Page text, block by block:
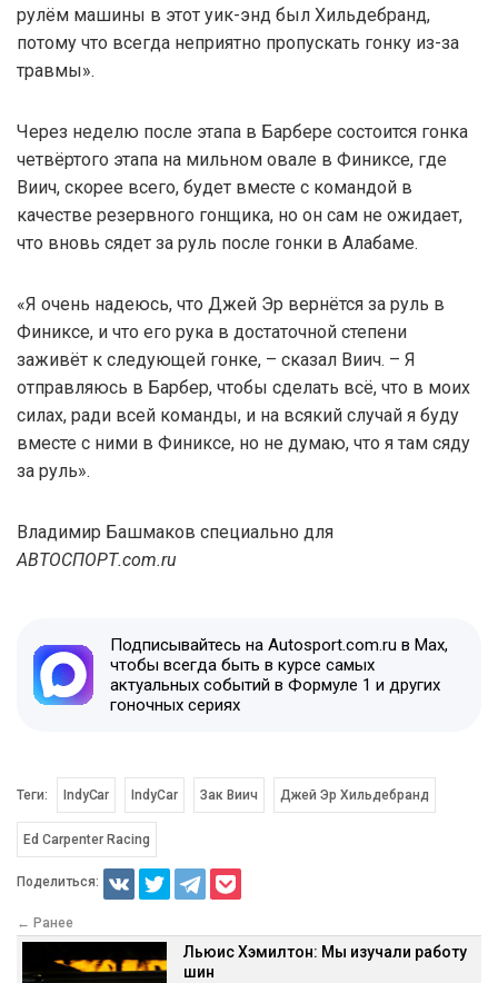
рулём машины в этот уик-энд был Хильдебранд,
потому что всегда неприятно пропускать гонку из-за
травмы».
Через неделю после этапа в Барбере состоится гонка
четвёртого этапа на мильном овале в Финиксе, где
Виич, скорее всего, будет вместе с командой в
качестве резервного гонщика, но он сам не ожидает,
что вновь сядет за руль после гонки в Алабаме.
«Я очень надеюсь, что Джей Эр вернётся за руль в
Финиксе, и что его рука в достаточной степени
заживёт к следующей гонке, – сказал Виич. – Я
отправляюсь в Барбер, чтобы сделать всё, что в моих
силах, ради всей команды, и на всякий случай я буду
вместе с ними в Финиксе, но не думаю, что я там сяду
за руль».
Владимир Башмаков специально для
АВТОСПОРТ.com.ru
Подписывайтесь на Autosport.com.ru в Max,
чтобы всегда быть в курсе самых
актуальных событий в Формуле 1 и других
гоночных сериях
Теги: IndyCar IndyCar Зак Виич Джей Эр Хильдебранд
Ed Carpenter Racing
Поделиться:
← Ранее
Льюис Хэмилтон: Мы изучали работу
шин